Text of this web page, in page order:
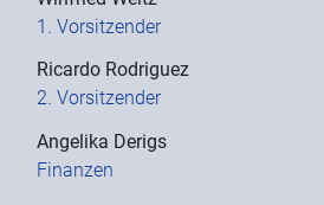
1. Vorsitzender
Ricardo Rodriguez
2. Vorsitzender
Angelika Derigs
Finanzen